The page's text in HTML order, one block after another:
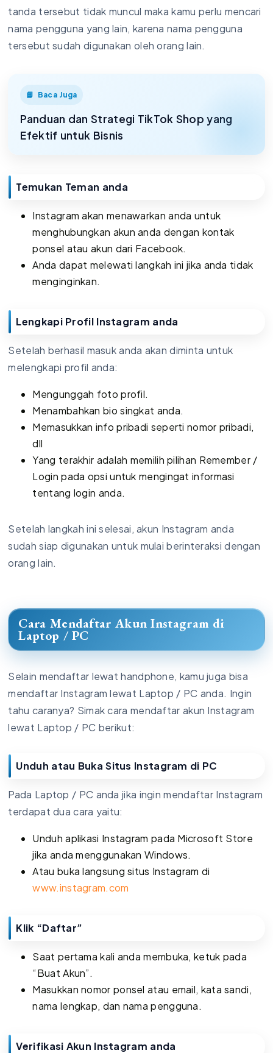
tanda tersebut tidak muncul maka kamu perlu mencari
nama pengguna yang lain, karena nama pengguna
tersebut sudah digunakan oleh orang lain.
Baca Juga
Panduan dan Strategi TikTok Shop yang
Efektif untuk Bisnis
Temukan Teman anda
Instagram akan menawarkan anda untuk
menghubungkan akun anda dengan kontak
ponsel atau akun dari Facebook.
Anda dapat melewati langkah ini jika anda tidak
menginginkan.
Lengkapi Profil Instagram anda
Setelah berhasil masuk anda akan diminta untuk
melengkapi profil anda:
Mengunggah foto profil.
Menambahkan bio singkat anda.
Memasukkan info pribadi seperti nomor pribadi,
dll
Yang terakhir adalah memilih pilihan Remember /
Login pada opsi untuk mengingat informasi
tentang login anda.
Setelah langkah ini selesai, akun Instagram anda
sudah siap digunakan untuk mulai berinteraksi dengan
orang lain.
Cara Mendaftar Akun Instagram di
Laptop / PC
Selain mendaftar lewat handphone, kamu juga bisa
mendaftar Instagram lewat Laptop / PC anda. Ingin
tahu caranya? Simak cara mendaftar akun Instagram
lewat Laptop / PC berikut:
Unduh atau Buka Situs Instagram di PC
Pada Laptop / PC anda jika ingin mendaftar Instagram
terdapat dua cara yaitu:
Unduh aplikasi Instagram pada Microsoft Store
jika anda menggunakan Windows.
Atau buka langsung situs Instagram di
www.instagram.com
Klik “Daftar”
Saat pertama kali anda membuka, ketuk pada
“Buat Akun”.
Masukkan nomor ponsel atau email, kata sandi,
nama lengkap, dan nama pengguna.
Verifikasi Akun Instagram anda